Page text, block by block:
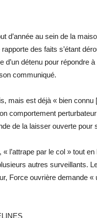
d’année au sein de la
des faits s’étant
détenu pour répondre
communiqué.
mais est déjà « bien
comportement
de la laisser ouverte pour
l’attrape par le col » tout en
autres surveillants.
Force ouvrière demande